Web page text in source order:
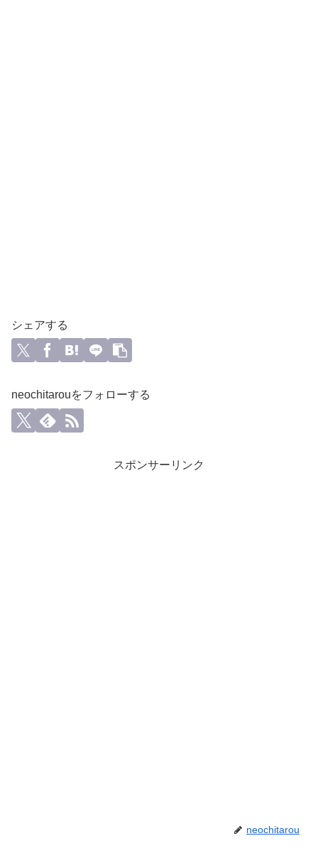
シェアする
neochitarouをフォローする
スポンサーリンク
neochitarou